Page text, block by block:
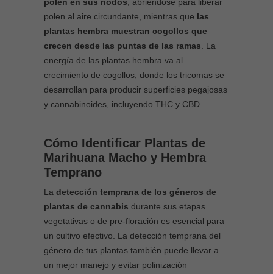
polen en sus nodos, abriéndose para liberar
polen al aire circundante, mientras que las
plantas hembra muestran cogollos que
crecen desde las puntas de las ramas. La
energía de las plantas hembra va al
crecimiento de cogollos, donde los tricomas se
desarrollan para producir superficies pegajosas
y cannabinoides, incluyendo THC y CBD.
Cómo Identificar Plantas de
Marihuana Macho y Hembra
Temprano
La detección temprana de los géneros de
plantas de cannabis durante sus etapas
vegetativas o de pre-floración es esencial para
un cultivo efectivo. La detección temprana del
género de tus plantas también puede llevar a
un mejor manejo y evitar polinización